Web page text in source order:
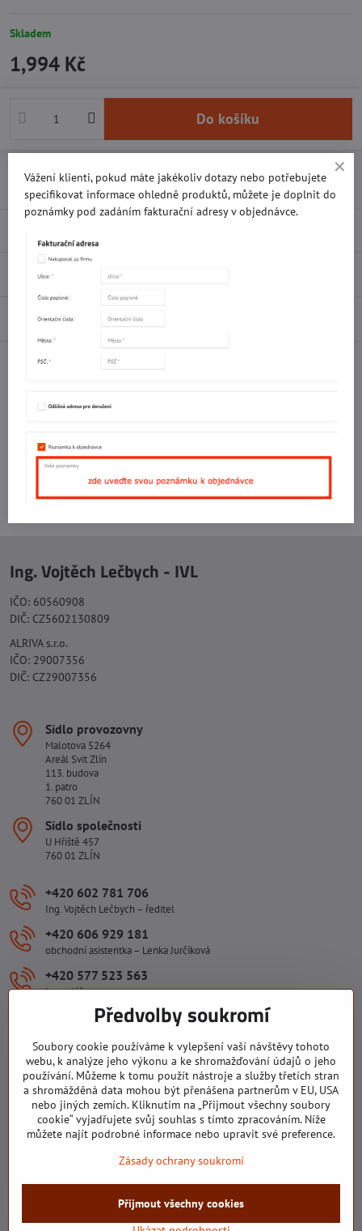
Skladem
1,994 Kč
Do košíku
Přidat k Oblíbeným Doručení
Recenze
Diskuse 0
Potřebujete poradit s objednávkou?
Kontaktujte nás:
+420 577 523 563
Ing. Vojtěch Lečbych - IVL
IČO: 60560908
DIČ: CZ5602130809
ALRIVA s.r.o.
IČO: 29007356
DIČ: CZ29007356
Sídlo provozovny
Malotova 5264
Areál Svit Zlín
113. budova
1. patro
760 01 ZLÍN
Sídlo společnosti
U Hřiště 457
760 01 ZLÍN
+420 602 781 706
Ing. Vojtěch Lečbych – ředitel
+420 606 929 181
obchodní asistentka – Lenka Jurčíková
+420 577 523 563
kancelář
ivlecbych​@seznam​.cz
Důležité odkazy
Všechny texty, obrázky a fotografie jsou majetkem společnosti Ing.
Vojtěch Lečbych - IVL. Kopírovat obsah těchto stránek můžete jen se
©2026Copyright
Předvolby soukromíZásady ochrany soukromíStav objednávky
Předvolby soukromí
Soubory cookie používáme k vylepšení vaší návštěvy tohoto
webu, k analýze jeho výkonu a ke shromažďování údajů o jeho
používání. Můžeme k tomu použít nástroje a služby třetích stran
a shromážděná data mohou být přenášena partnerům v EU, USA
nebo jiných zemích. Kliknutím na „Přijmout všechny soubory
cookie“ vyjadřujete svůj souhlas s tímto zpracováním. Níže
můžete najít podrobné informace nebo upravit své preference.
Zásady ochrany soukromí
Přijmout všechny cookies
Vážení klienti, pokud máte jakékoliv dotazy nebo potřebujete
specifikovat informace ohledně produktů, můžete je doplnit do
poznámky pod zadáním fakturační adresy v objednávce.